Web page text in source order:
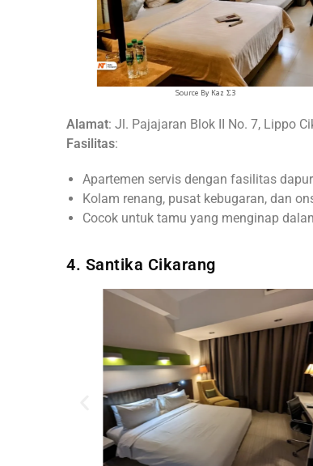
Source By Kaz Σ3
Alamat: Jl. Pajajaran Blok II No. 7, Lippo
Fasilitas:
Apartemen servis dengan fasilitas
Kolam renang, pusat kebugaran, dan
Cocok untuk tamu yang menginap
4. Santika Cikarang